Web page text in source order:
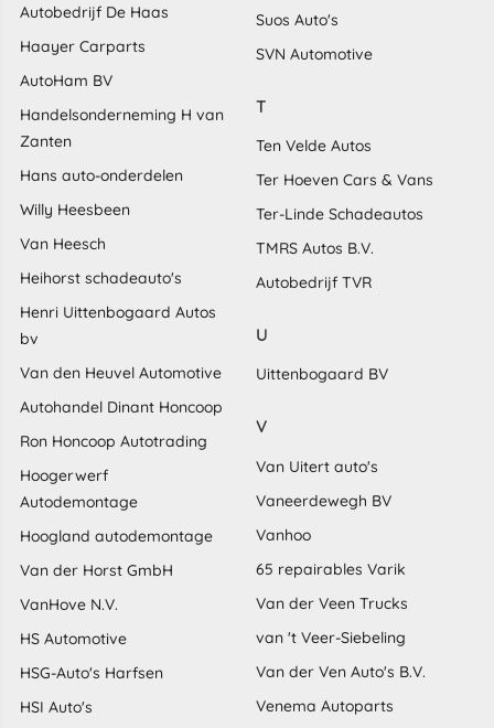
Autobedrijf De Haas
Haayer Carparts
AutoHam BV
Handelsonderneming H van
Zanten
Hans auto-onderdelen
Willy Heesbeen
Van Heesch
Heihorst schadeauto's
Henri Uittenbogaard Autos
bv
Van den Heuvel Automotive
Autohandel Dinant Honcoop
Ron Honcoop Autotrading
Hoogerwerf
Autodemontage
Hoogland autodemontage
Van der Horst GmbH
VanHove N.V.
HS Automotive
HSG-Auto's Harfsen
HSI Auto's
Suos Auto's
SVN Automotive
T
Ten Velde Autos
Ter Hoeven Cars & Vans
Ter-Linde Schadeautos
TMRS Autos B.V.
Autobedrijf TVR
U
Uittenbogaard BV
V
Van Uitert auto's
Vaneerdewegh BV
Vanhoo
65 repairables Varik
Van der Veen Trucks
van 't Veer-Siebeling
Van der Ven Auto's B.V.
Venema Autoparts